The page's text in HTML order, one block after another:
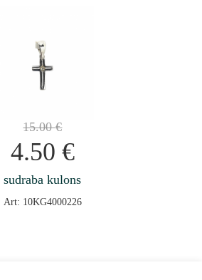
15.00€
4.50 €
sudraba kulons
Art: 10KG4000226